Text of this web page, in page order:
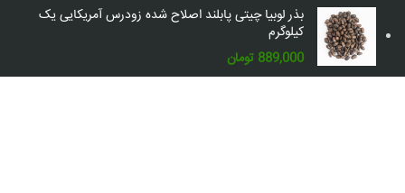
2,600,000 تومان 2,360,000 تومان.
بذر لوبیا چیتی پابلند اصلاح شده زودرس آمریکایی یک
کیلوگرم
889,000 تومان